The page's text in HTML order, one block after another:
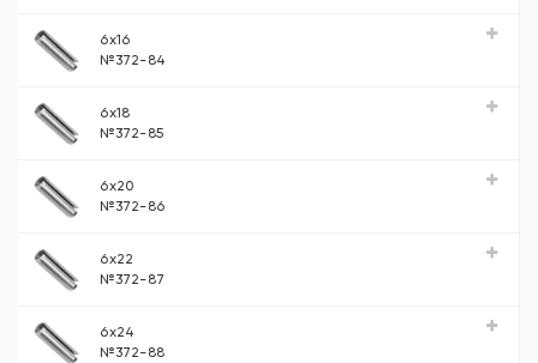
6x16
№372-84
6x18
№372-85
6x20
№372-86
6x22
№372-87
6x24
№372-88